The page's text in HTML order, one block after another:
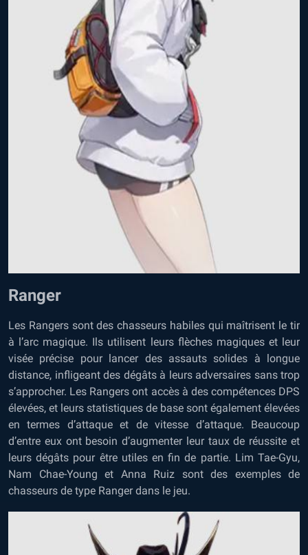
Ranger
Les Rangers sont des chasseurs habiles qui maîtrisent le tir
à l’arc magique. Ils utilisent leurs flèches magiques et leur
visée précise pour lancer des assauts solides à longue
distance, infligeant des dégâts à leurs adversaires sans trop
s’approcher. Les Rangers ont accès à des compétences DPS
élevées, et leurs statistiques de base sont également élevées
en termes d’attaque et de vitesse d’attaque. Beaucoup
d’entre eux ont besoin d’augmenter leur taux de réussite et
leurs dégâts pour être utiles en fin de partie. Lim Tae-Gyu,
Nam Chae-Young et Anna Ruiz sont des exemples de
chasseurs de type Ranger dans le jeu.